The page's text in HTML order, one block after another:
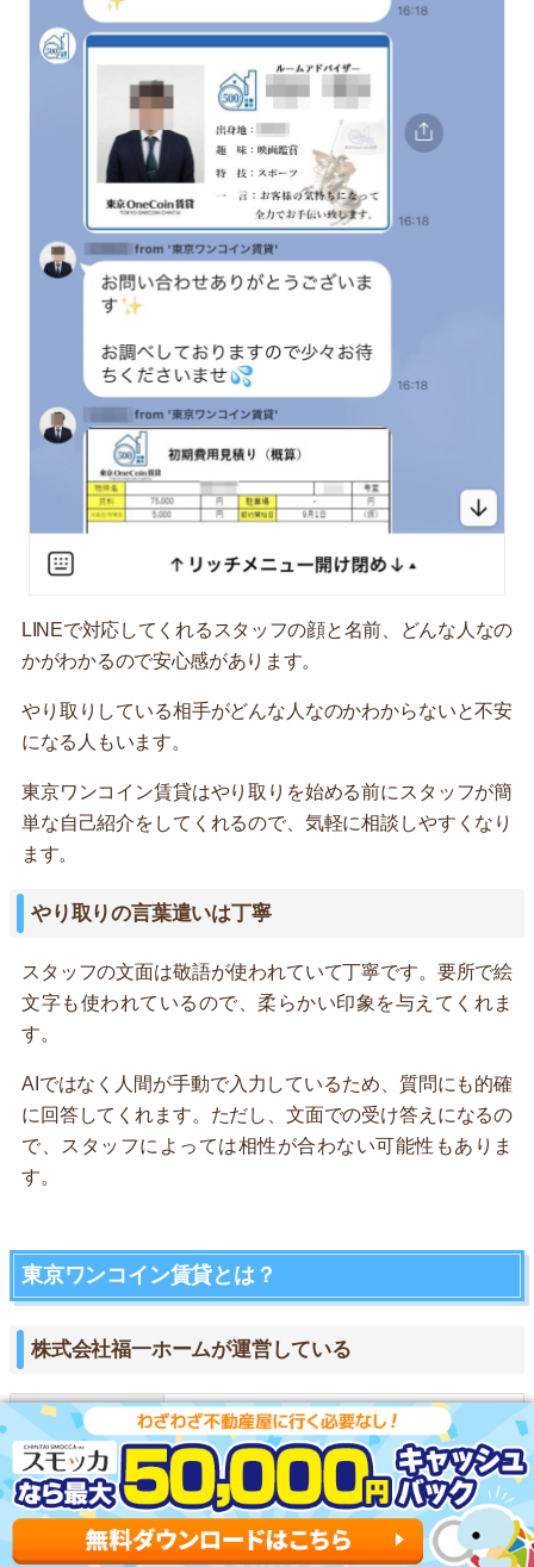
LINEで対応してくれるスタッフの顔と名前、どんな人なの
かがわかるので安心感があります。
やり取りしている相手がどんな人なのかわからないと不安
になる人もいます。
東京ワンコイン賃貸はやり取りを始める前にスタッフが簡
単な自己紹介をしてくれるので、気軽に相談しやすくなり
ます。
やり取りの言葉遣いは丁寧
スタッフの文面は敬語が使われていて丁寧です。要所で絵
文字も使われているので、柔らかい印象を与えてくれま
す。
AIではなく人間が手動で入力しているため、質問にも的確
に回答してくれます。ただし、文面での受け答えになるの
で、スタッフによっては相性が合わない可能性もありま
す。
東京ワンコイン賃貸とは？
株式会社福一ホームが運営している
会社名 株式会社福一ホーム
URL https://tokyo-onecoin-chintai.com/
設立時期 不明(法人指定日：2015年10月5日)
所在地 東京都渋谷区笹塚2-16-2 ASP笹塚ビル1階